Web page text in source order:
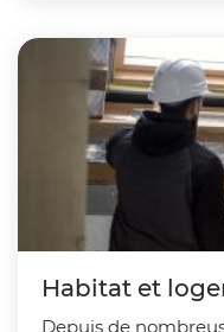
Habitat et
Depuis de